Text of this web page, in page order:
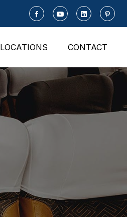
LOCATIONS CONTACT